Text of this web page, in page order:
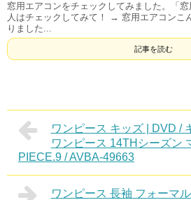
窓用エアコンをチェックしてみました。「
人はチェックしてみて！ → 窓用エアコンこ
りました...
記事を読む
ワンピース キッズ | DVD /
ワンピース 14THシーズン
PIECE.9 / AVBA-49663
ワンピース 長袖 フォーマ